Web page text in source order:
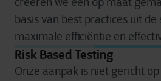
basis van best practices uit de
maximale efficiëntie en
Risk Based Testing
Onze aanpak is niet gericht